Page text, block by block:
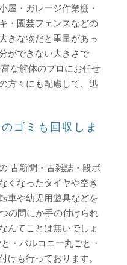
屋・ガレージ作業棚・
・園芸フェンスなどの
きな物だと重量があっ
ができない大きさで
な解体のプロにお任せ
方々にも配慮して、迅
ゴミも回収しま
古新聞・古雑誌・段ボ
くなったタイヤや空き
車や幼児用遊具などを
の間にか手の付けられ
んてことは無いでしょ
・バルコニー丸ごと・
けも行っております。